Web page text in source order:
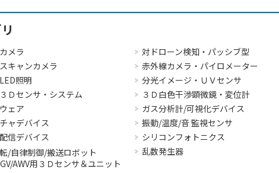
メラ
キャンカメラ
照明
Ｄセンサ・システム
ェア
ャデバイス
信デバイス
/自律制御/搬送ロボット
AWV用３Ｄセンサ＆ユニット
対ドローン検知・パッシブ型
赤外線カメラ・パイロメーター
分光イメージ・ＵＶセンサ
３Ｄ白色干渉顕微鏡・変位計
ガス分析計/可視化デバイス
振動/温度/音 監視センサ
シリコンフォトニクス
乱数発生器